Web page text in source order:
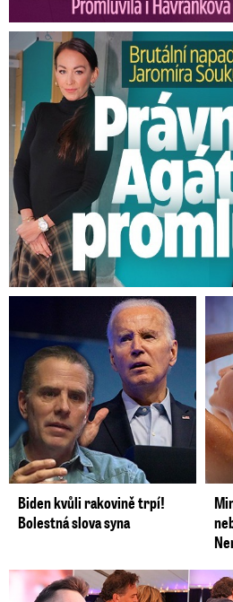
Brutální napadení Soukupa. Právník
Biden kvůli rakovině trpí!
Bolestná slova syna
Koncert Ztraceného na Letné: Jágr